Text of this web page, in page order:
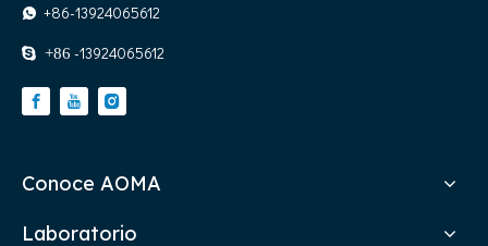
 +86-13924065612
 +86 -13924065612
Conoce AOMA
Laboratorio